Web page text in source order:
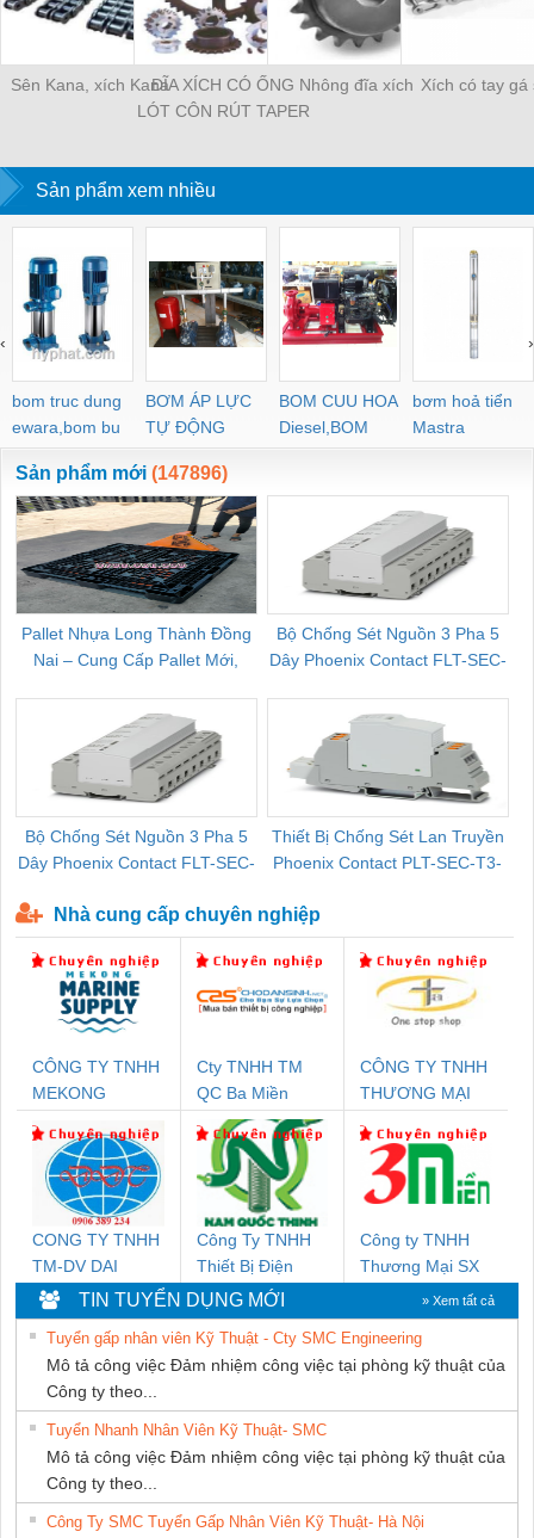
Sên Kana, xích KanaĐĨA XÍCH CÓ ỐNG
LÓT CÔN RÚT TAPER
Nhông đĩa xích Xích có tay gá
Sản phẩm xem nhiều
bom truc dung
ewara,bom bu
ewara
BƠM ÁP LỰC
TỰ ĐỘNG
BOM CUU HOA
Diesel,BOM
CHUA CHAY
bơm hoả tiển
Mastra
‹ ›
Sản phẩm mới (147896)
Pallet Nhựa Long Thành Đồng
Nai – Cung Cấp Pallet Mới,
Bộ Chống Sét Nguồn 3 Pha 5
Dây Phoenix Contact FLT-SEC-
Bộ Chống Sét Nguồn 3 Pha 5
Dây Phoenix Contact FLT-SEC-
Thiết Bị Chống Sét Lan Truyền
Phoenix Contact PLT-SEC-T3-
Nhà cung cấp chuyên nghiệp
CÔNG TY TNHH
MEKONG
Cty TNHH TM
QC Ba Miền
CÔNG TY TNHH
THƯƠNG MẠI
NAM
CONG TY TNHH
TM-DV DAI
DONG THANH
Công Ty TNHH
Thiết Bị Điện
Nam Quốc Thịnh
Công ty TNHH
Thương Mại SX
TIN TUYỂN DỤNG MỚI » Xem tất cả
Tuyển gấp nhân viên Kỹ Thuật - Cty SMC Engineering
Mô tả công việc Đảm nhiệm công việc tại phòng kỹ thuật của
Công ty theo...
Tuyển Nhanh Nhân Viên Kỹ Thuật- SMC
Mô tả công việc Đảm nhiệm công việc tại phòng kỹ thuật của
Công ty theo...
Công Ty SMC Tuyển Gấp Nhân Viên Kỹ Thuật- Hà Nội